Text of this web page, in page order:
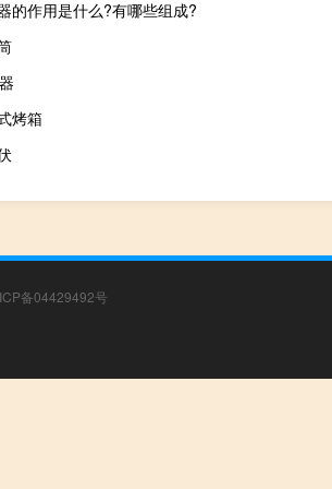
的作用是什么?有哪些组成?
烤箱
备04429492号